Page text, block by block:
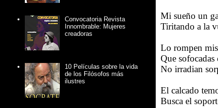
Mi sueño un
Tiritando a la
Lo rompen
Que
No irradian
El calcado
Busca el
Convocatoria Revista
Innombrable: Mujeres
creadoras
10 Películas sobre la vida
de los Filósofos más
ilustres